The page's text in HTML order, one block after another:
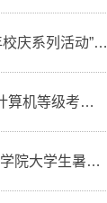
我系成功举办“65周年校庆系列活动”之人才培养校友研讨会
关于2023年9月全国计算机等级考试报名的通知
关于开展2023年长治学院大学生暑期“三下乡”社会实践的通知